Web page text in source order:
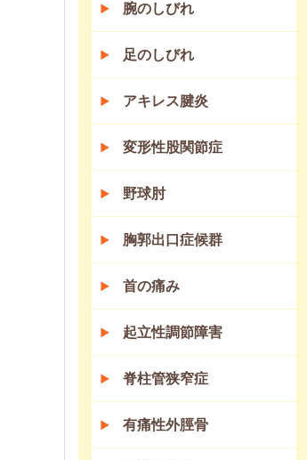
腕のしびれ
足のしびれ
アキレス腱炎
変形性股関節症
野球肘
胸郭出口症候群
首の痛み
起立性調節障害
脊柱管狭窄症
有痛性外脛骨